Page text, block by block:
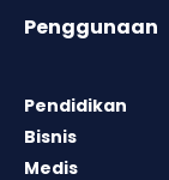
Penggunaan
Pendidikan
Bisnis
Medis